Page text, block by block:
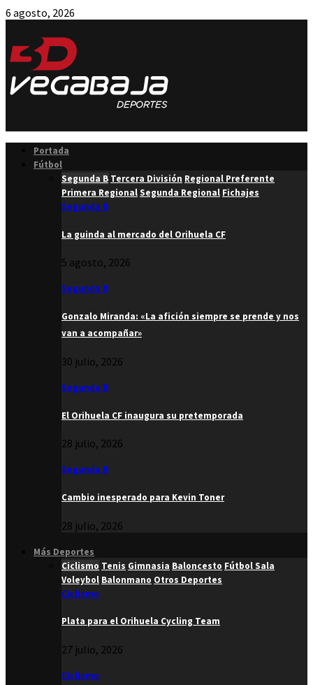
6 agosto, 2026
Portada
Fútbol
Segunda B Tercera División Regional Preferente
Primera RegionalSegunda Regional Fichajes
Segunda B
La guinda al mercado del Orihuela CF
5 agosto, 2026
Segunda B
Gonzalo Miranda: «La afición siempre se prende y nos
van a acompañar»
30 julio, 2026
Segunda B
El Orihuela CF inaugura su pretemporada
28 julio, 2026
Segunda B
Cambio inesperado para Kevin Toner
28 julio, 2026
Más Deportes
Ciclismo Tenis Gimnasia Baloncesto Fútbol Sala
Voleybol Balonmano Otros Deportes
Ciclismo
Plata para el Orihuela Cycling Team
27 julio, 2026
Ciclismo